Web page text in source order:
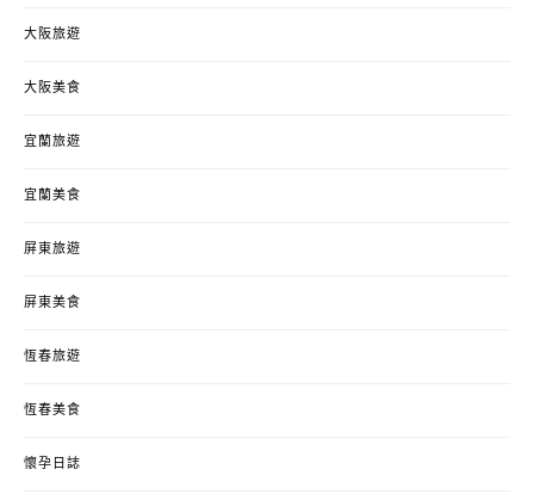
大阪旅遊
大阪美食
宜蘭旅遊
宜蘭美食
屏東旅遊
屏東美食
恆春旅遊
恆春美食
懷孕日誌